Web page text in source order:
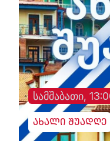
სამშაბათი,
ახალი შუადღე